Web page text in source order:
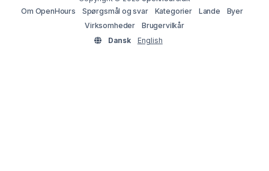
Om OpenHours
Spørgsmål og svar Kategorier Lande
Byer
Virksomheder
Brugervilkår
Dansk
English